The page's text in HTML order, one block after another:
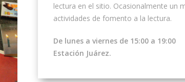
lectura en el sitio. Ocasionalmente un
actividades de fomento a la lectura.
De lunes a viernes de 15:00 a 19:00
Estación Juárez.